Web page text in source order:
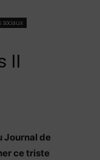
sociaux
II
Journal de
ce triste